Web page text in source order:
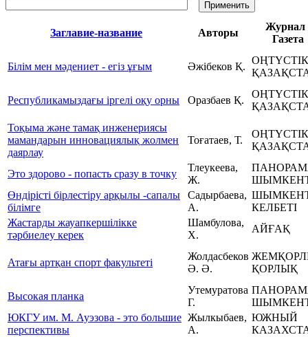
Заглавие-название Авторы
Журнал
Газета
Білім мен мәдениет - егіз ұғым Әжібеков Қ.
ОҢТҮСТІК
Республикамыздағы іргелі оқу орны Оразбаев Қ.
ОҢТҮСТІК
Тоқыма және тамақ инженериясы
мамандарын инновациялық жолмен
даярлау
Тоғатаев, Т.
ОҢТҮСТІК
Это здорово - попасть сразу в точку
Тлеукеева,
Ж.
Өндірісті бірлестіру арқылы -сапалы
білімге
Садырбаева,
А.
КЕЛБЕТІ
Жастарды жауапкершілікке
тәрбиелеу керек
Шамбулова,
Х.
АЙҒАҚ
Атағы артқан спорт факультеті
Жолдасбеков
Ә. Ә.
ҚОРЛЫҚ
Высокая планка
Утемуратова
Г.
ЮКГУ им. М. Ауэзова - это большие
перспективы
Жылкыбаев,
А.
ЮЖНЫЙ